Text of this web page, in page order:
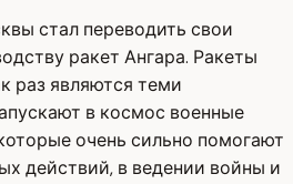
стал переводить свои
ракет Ангара. Ракеты
раз являются теми
в космос военные
очень сильно помогают
действий, в ведении войны и